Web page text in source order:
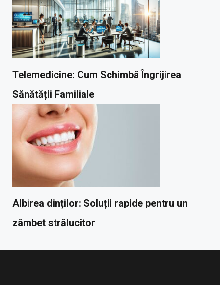
Telemedicine: Cum Schimbă Îngrijirea
Sănătății Familiale
Albirea dinților: Soluții rapide pentru un
zâmbet strălucitor